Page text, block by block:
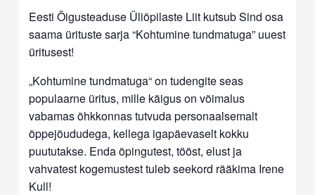
Eesti Õigusteaduse Üliõpilaste Liit kutsub Sind osa
saama ürituste sarja “Kohtumine tundmatuga” uuest
üritusest!
„Kohtumine tundmatuga“ on tudengite seas
populaarne üritus, mille käigus on võimalus
vabamas õhkkonnas tutvuda personaalsemalt
õppejõududega, kellega igapäevaselt kokku
puututakse. Enda õpingutest, tööst, elust ja
vahvatest kogemustest tuleb seekord rääkima Irene
Kull!